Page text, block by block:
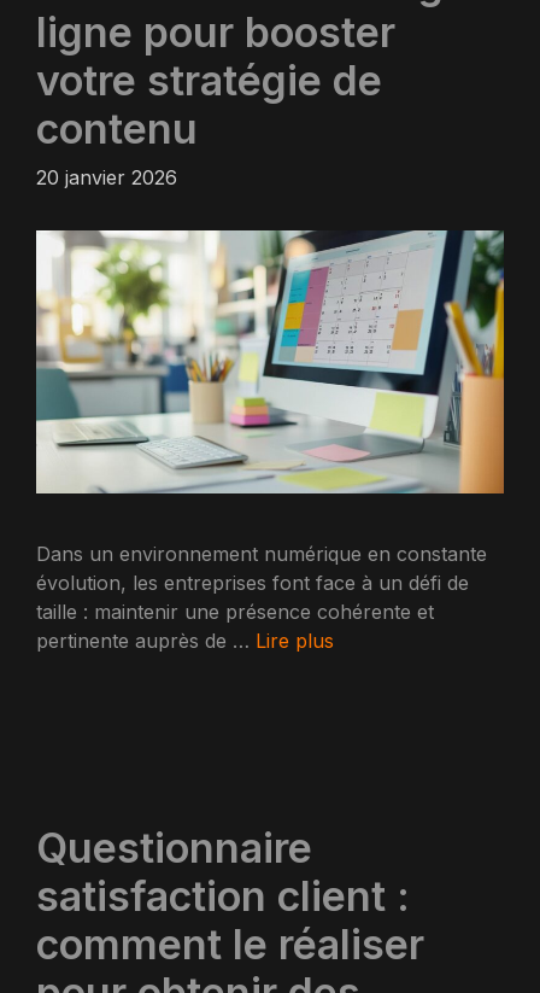
ligne pour booster
votre stratégie de
contenu
20 janvier 2026
Dans un environnement numérique en constante
évolution, les entreprises font face à un défi de
taille : maintenir une présence cohérente et
pertinente auprès de … Lire plus
Questionnaire
satisfaction client :
comment le réaliser